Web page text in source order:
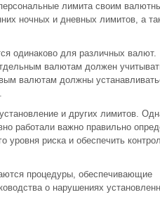
лимита своим
ночных и дневных лимитов, а
одинаково для различных валют.
валютам должен
валютам должны
и других лимитов.
работали важно правильно
уровня риска и обеспечить
процедуры, обеспечивающие
о нарушениях